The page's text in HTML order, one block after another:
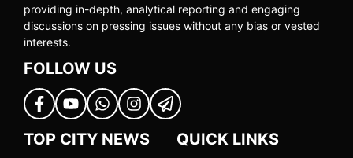
providing in-depth, analytical reporting and engaging
discussions on pressing issues without any bias or vested
interests.
FOLLOW US
TOP CITY NEWS QUICK LINKS